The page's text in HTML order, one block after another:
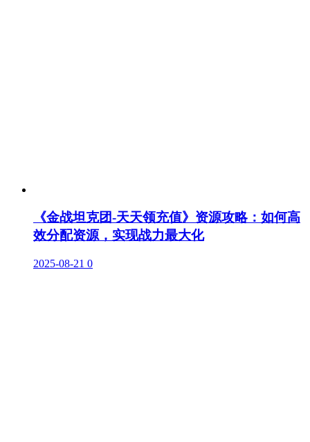
《金战坦克团-天天领充值》资源攻略：如何高
效分配资源，实现战力最大化
2025-08-21 0